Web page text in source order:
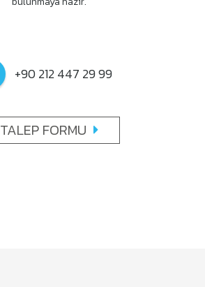
+90 212 447 29 99
TALEP FORMU